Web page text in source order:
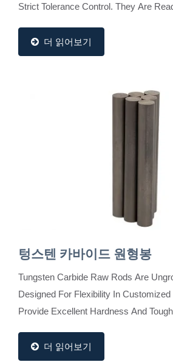
Strict Tolerance Control. They Are
더 읽어보기
텅스텐 카바이드 원형봉
Tungsten Carbide Raw Rods Are
Designed For Flexibility In
Provide Excellent Hardness And
더 읽어보기